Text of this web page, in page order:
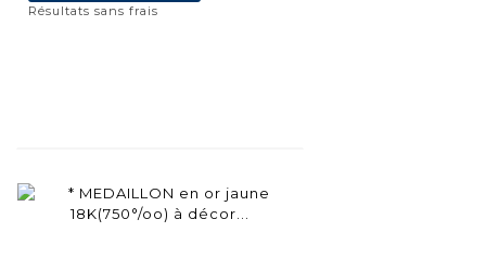
Résultats sans frais